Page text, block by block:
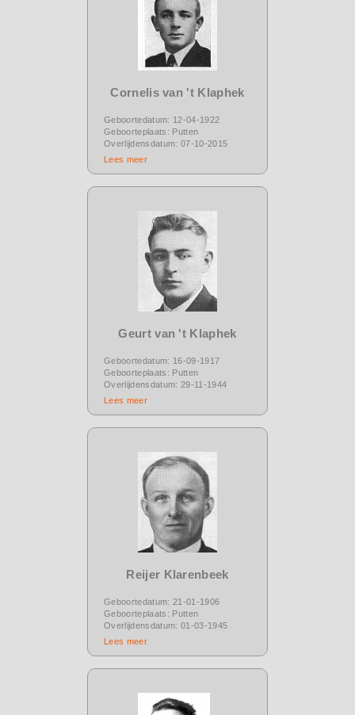
Cornelis van 't Klaphek
Geboortedatum: 12-04-1922
Geboorteplaats: Putten
Overlijdensdatum: 07-10-2015
Lees meer
Geurt van 't Klaphek
Geboortedatum: 16-09-1917
Geboorteplaats: Putten
Overlijdensdatum: 29-11-1944
Lees meer
Reijer Klarenbeek
Geboortedatum: 21-01-1906
Geboorteplaats: Putten
Overlijdensdatum: 01-03-1945
Lees meer